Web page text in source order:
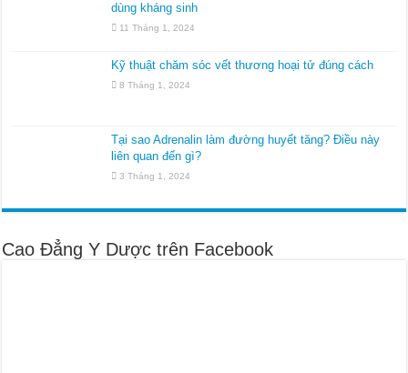
dùng kháng sinh
11 Tháng 1, 2024
Kỹ thuật chăm sóc vết thương hoại tử đúng cách
8 Tháng 1, 2024
Tại sao Adrenalin làm đường huyết tăng? Điều này
liên quan đến gì?
3 Tháng 1, 2024
Cao Đẳng Y Dược trên Facebook